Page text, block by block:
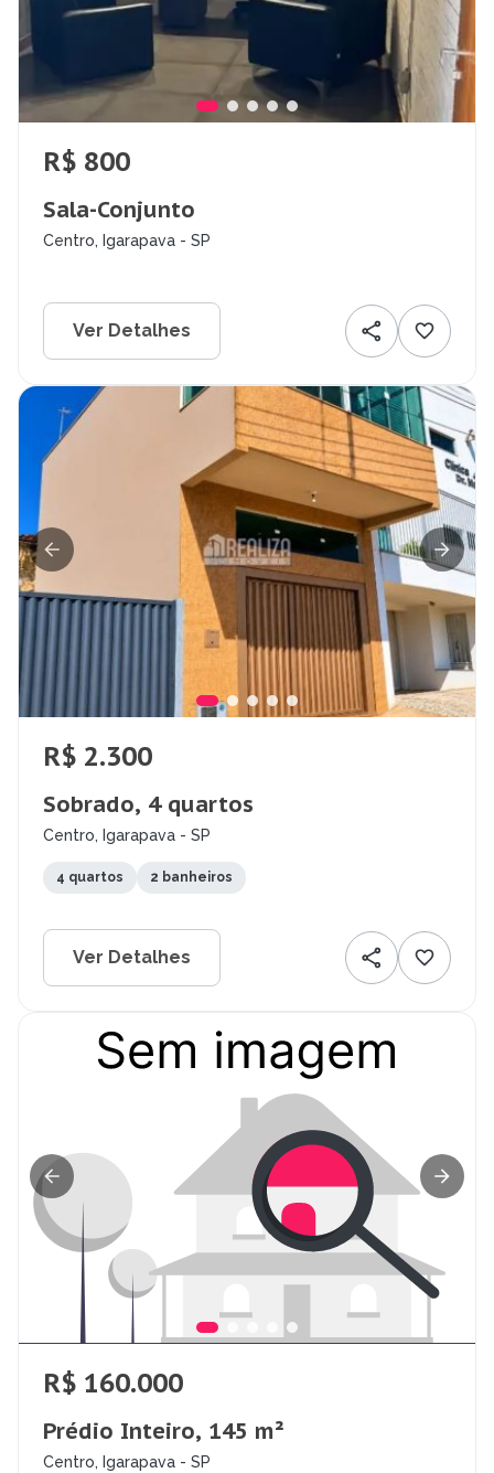
R$ 800
Sala-Conjunto
Centro, Igarapava - SP
Ver Detalhes
R$ 2.300
Sobrado, 4 quartos
Centro, Igarapava - SP
4 quartos 2 banheiros
Ver Detalhes
R$ 160.000
Prédio Inteiro, 145 m²
Centro, Igarapava - SP